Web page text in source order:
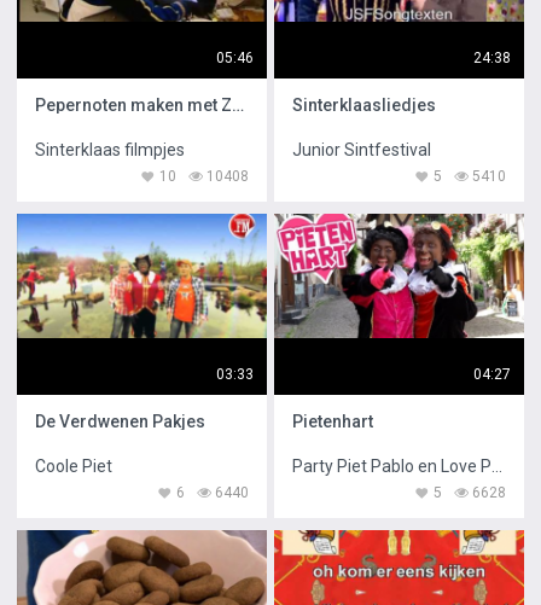
05:46
Pepernoten maken met Zwarte Piet
Sinterklaas filmpjes
10408
10
24:38
Sinterklaasliedjes
Junior Sintfestival
5410
5
03:33
De Verdwenen Pakjes
Coole Piet
6440
6
04:27
Pietenhart
6628
5